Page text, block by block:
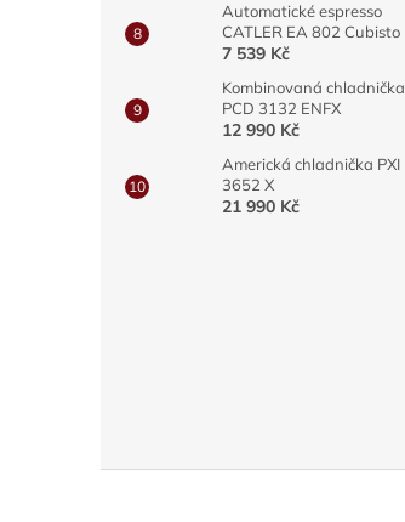
Automatické espresso
CATLER EA 802 Cubisto
7 539 Kč
Kombinovaná chladnička
PCD 3132 ENFX
12 990 Kč
Americká chladnička PXI
3652 X
21 990 Kč